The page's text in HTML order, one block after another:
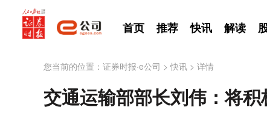
首页 推荐 快讯 解读
您当前的位置： 证券时报·e公司 >快讯 > 详情
交通运输部部长刘伟：将